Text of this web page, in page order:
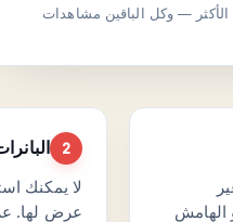
— وكل الباقين مشاهدات
الهامش
2
لا يمكنك
عرض لها.